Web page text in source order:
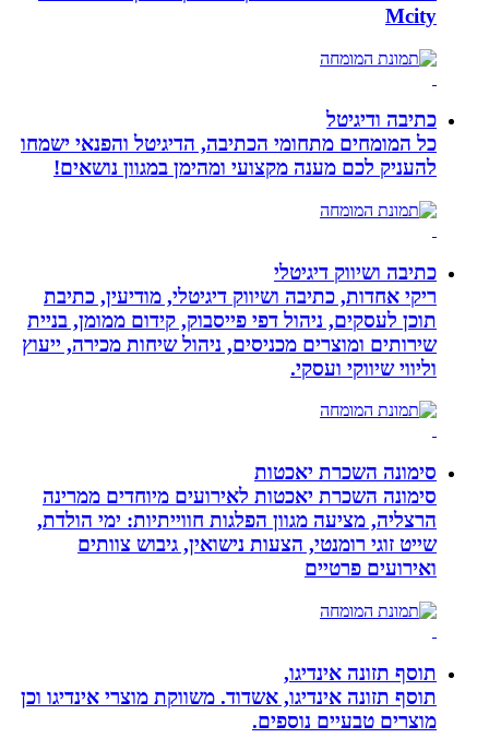
Mcity
כתיבה ודיגיטל
כל המומחים מתחומי הכתיבה, הדיגיטל והפנאי ישמחו
להעניק לכם מענה מקצועי ומהימן במגוון נושאים!
כתיבה ושיווק דיגיטלי
ריקי אחדות, כתיבה ושיווק דיגיטלי, מודיעין, כתיבת
תוכן לעסקים, ניהול דפי פייסבוק, קידום ממומן, בניית
שירותים ומוצרים מכניסים, ניהול שיחות מכירה, ייעוץ
וליווי שיווקי ועסקי.
סימונה השכרת יאכטות
סימונה השכרת יאכטות לאירועים מיוחדים ממרינה
הרצליה, מציעה מגוון הפלגות חווייתיות: ימי הולדת,
שייט זוגי רומנטי, הצעות נישואין, גיבוש צוותים
ואירועים פרטיים
תוסף תזונה אינדיגו,
תוסף תזונה אינדיגו, אשדוד. משווקת מוצרי אינדיגו וכן
מוצרים טבעיים נוספים.